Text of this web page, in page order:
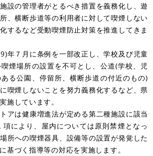
設の管理者がとるべき措置を義務化し、遊
、横断歩道等の利用者に対して喫煙しない
するなど受動喫煙防止対策を推進してきま
年７月に条例を一部改正し、学校及び児童
煙場所の設置を不可とし、公道(学校、児
る公園、停留所、横断歩道の付近のもの)
喫煙しないことを努力義務化するなど、県
施しています。
アは健康増進法が定める第二種施設に該当
項により、屋内については原則禁煙となっ
所への喫煙器具、設備等の設置が発覚した
基づく指導等の対応を実施します。